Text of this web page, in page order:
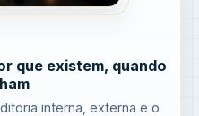
que existem, quando
interna, externa e o